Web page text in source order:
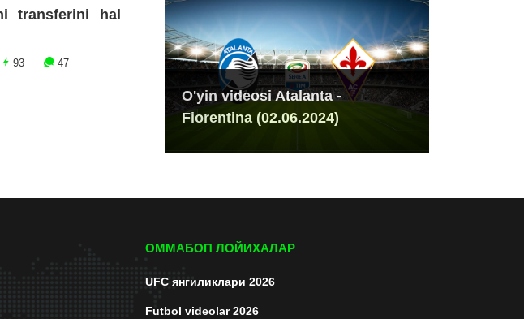
transferini hal
93 47
O'yin videosi Atalanta -
Fiorentina (02.06.2024)
ОММАБОП ЛОЙИХАЛАР
UFC янгиликлари 2026
Futbol videolar 2026